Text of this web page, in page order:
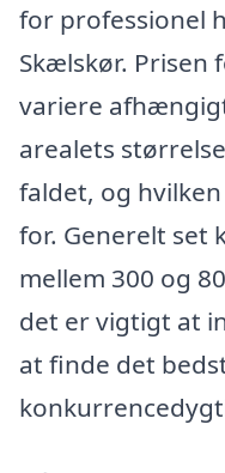
for professionel
Skælskør. Prisen
variere
arealets
faldet, og
for. Generelt set
mellem 300 og
det er vigtigt at
at finde det